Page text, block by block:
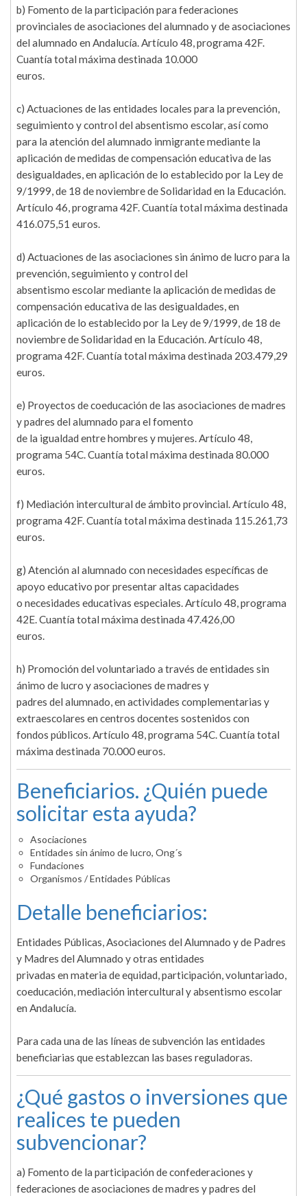
b) Fomento de la participación para federaciones
provinciales de asociaciones del alumnado y de asociaciones
del alumnado en Andalucía. Artículo 48, programa 42F.
Cuantía total máxima destinada 10.000
euros.
c) Actuaciones de las entidades locales para la prevención,
seguimiento y control del absentismo escolar, así como
para la atención del alumnado inmigrante mediante la
aplicación de medidas de compensación educativa de las
desigualdades, en aplicación de lo establecido por la Ley de
9/1999, de 18 de noviembre de Solidaridad en la Educación.
Artículo 46, programa 42F. Cuantía total máxima destinada
416.075,51 euros.
d) Actuaciones de las asociaciones sin ánimo de lucro para la
prevención, seguimiento y control del
absentismo escolar mediante la aplicación de medidas de
compensación educativa de las desigualdades, en
aplicación de lo establecido por la Ley de 9/1999, de 18 de
noviembre de Solidaridad en la Educación. Artículo 48,
programa 42F. Cuantía total máxima destinada 203.479,29
euros.
e) Proyectos de coeducación de las asociaciones de madres
y padres del alumnado para el fomento
de la igualdad entre hombres y mujeres. Artículo 48,
programa 54C. Cuantía total máxima destinada 80.000
euros.
f) Mediación intercultural de ámbito provincial. Artículo 48,
programa 42F. Cuantía total máxima destinada 115.261,73
euros.
g) Atención al alumnado con necesidades específicas de
apoyo educativo por presentar altas capacidades
o necesidades educativas especiales. Artículo 48, programa
42E. Cuantía total máxima destinada 47.426,00
euros.
h) Promoción del voluntariado a través de entidades sin
ánimo de lucro y asociaciones de madres y
padres del alumnado, en actividades complementarias y
extraescolares en centros docentes sostenidos con
fondos públicos. Artículo 48, programa 54C. Cuantía total
máxima destinada 70.000 euros.
Beneficiarios. ¿Quién puede
solicitar esta ayuda?
Asociaciones
Entidades sin ánimo de lucro, Ong´s
Fundaciones
Organismos / Entidades Públicas
Detalle beneficiarios:
Entidades Públicas, Asociaciones del Alumnado y de Padres
y Madres del Alumnado y otras entidades
privadas en materia de equidad, participación, voluntariado,
coeducación, mediación intercultural y absentismo escolar
en Andalucía.
Para cada una de las líneas de subvención las entidades
beneficiarias que establezcan las bases reguladoras.
¿Qué gastos o inversiones que
realices te pueden
subvencionar?
a) Fomento de la participación de confederaciones y
federaciones de asociaciones de madres y padres del